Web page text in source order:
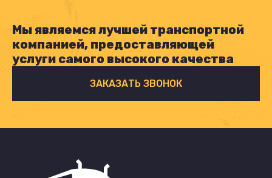
Мы являемся лучшей транспортной
компанией, предоставляющей
услуги самого высокого качества
ЗАКАЗАТЬ ЗВОНОК